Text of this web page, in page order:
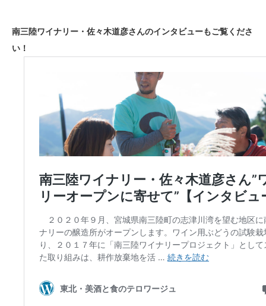
南三陸ワイナリー・佐々木道彦さんのインタビューもご覧くださ
い！